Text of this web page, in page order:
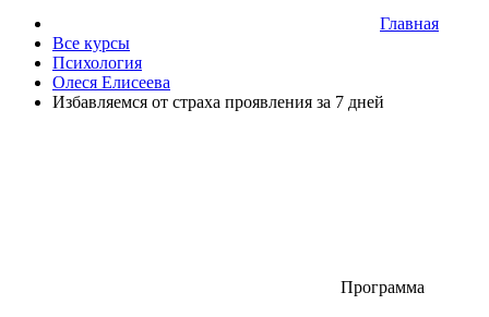
Главная
Все курсы
Психология
Олеся Елисеева
Избавляемся от страха проявления за 7 дней
Программа